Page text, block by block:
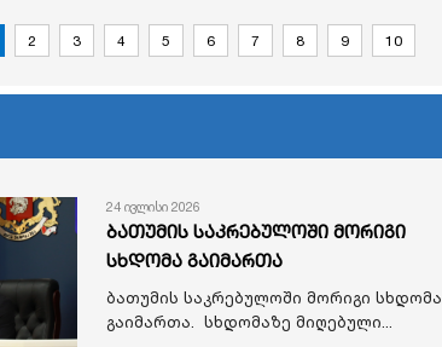
2 3 4 5 6 7 8 9 10
24 ივლისი 2026
ბათუმის საკრებულოში მორიგი
სხდომა გაიმართა
ბათუმის საკრებულოში მორიგი სხდომა
გაიმართა. სხდომაზე მიღებული...